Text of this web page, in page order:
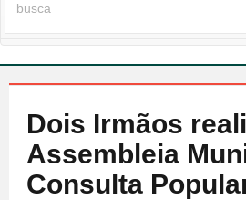
Dois Irmãos
Assembleia
Consulta